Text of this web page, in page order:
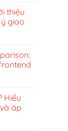
thiệu
giao
Hiểu
áp